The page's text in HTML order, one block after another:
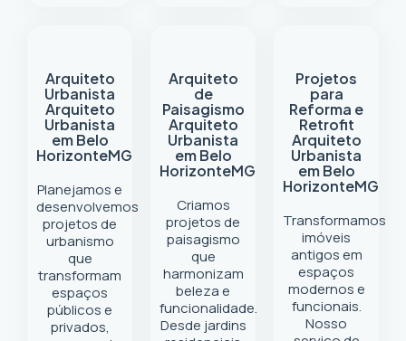
Arquiteto
Urbanista
Arquiteto
Urbanista
em Belo
HorizonteMG
Planejamos e
desenvolvemos
projetos de
urbanismo
que
transformam
espaços
públicos e
privados,
Arquiteto
de
Paisagismo
Arquiteto
Urbanista
em Belo
HorizonteMG
Criamos
projetos de
paisagismo
que
harmonizam
beleza e
funcionalidade.
Desde jardins
Projetos
para
Reforma e
Retrofit
Arquiteto
Urbanista
em Belo
HorizonteMG
Transformamos
imóveis
antigos em
espaços
modernos e
funcionais.
Nosso